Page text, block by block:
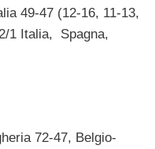
49-47 (12-16, 11-13,
1 Italia, Spagna,
72-47, Belgio-